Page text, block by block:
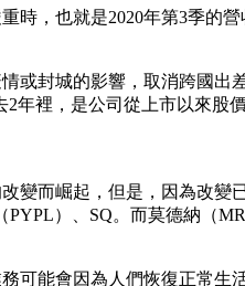
時，也就是2020年第3季的
或封城的影響，取消跨國
年裡，是公司從上市以來
變而崛起，但是，因為改
）、SQ。而莫德納（
可能會因為人們恢復正常